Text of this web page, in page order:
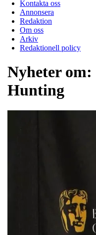
Kontakta oss
Annonsera
Redaktion
Om oss
Arkiv
Redaktionell policy
Nyheter om:
Hunting